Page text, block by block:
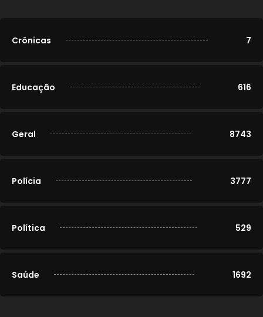
Crônicas 7
Educação 616
Geral 8743
Polícia 3777
Política 529
Saúde 1692